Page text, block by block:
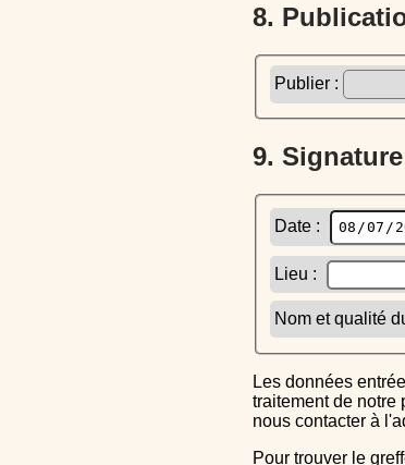
8.
Publier :
9. Signature
Date :
Lieu :
Nom et qualité
Les données entrées dans le formulaire sont uniquement inscrites dans le CERFA généré, elles ne font l'objet d'aucun autre
traitement de notre
nous contacter à
Pour trouver le greffe des associations auquel vous devrez ensuite envoyer le CERFA completé, reportez-vous sur l'annuaire